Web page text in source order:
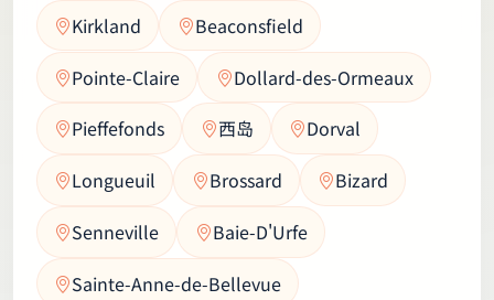
Kirkland
Beaconsfield
Pointe-Claire
Dollard-des-Ormeaux
Pieffefonds
西岛
Dorval
Longueuil
Brossard
Bizard
Senneville
Baie-D'Urfe
Sainte-Anne-de-Bellevue